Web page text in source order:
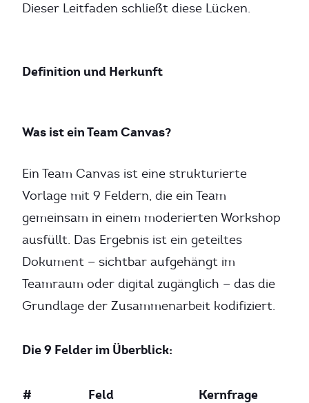
Dieser Leitfaden schließt diese Lücken.
Definition und Herkunft
Was ist ein Team Canvas?
Ein Team Canvas ist eine strukturierte
Vorlage mit 9 Feldern, die ein Team
gemeinsam in einem moderierten Workshop
ausfüllt. Das Ergebnis ist ein geteiltes
Dokument — sichtbar aufgehängt im
Teamraum oder digital zugänglich — das die
Grundlage der Zusammenarbeit kodifiziert.
Die 9 Felder im Überblick:
# Feld Kernfrage